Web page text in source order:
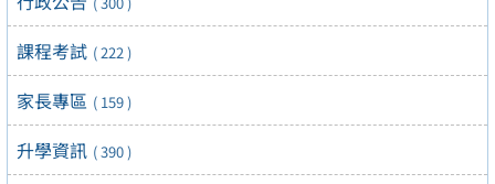
課程考試 ( 222 )
家長專區 ( 159 )
升學資訊 ( 390 )